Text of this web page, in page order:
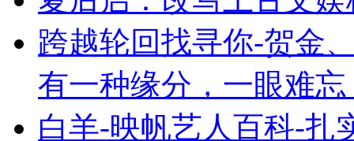
跨越轮回找寻你-贺金
有一种缘分，一眼难
白羊-映帆艺人百科-扎